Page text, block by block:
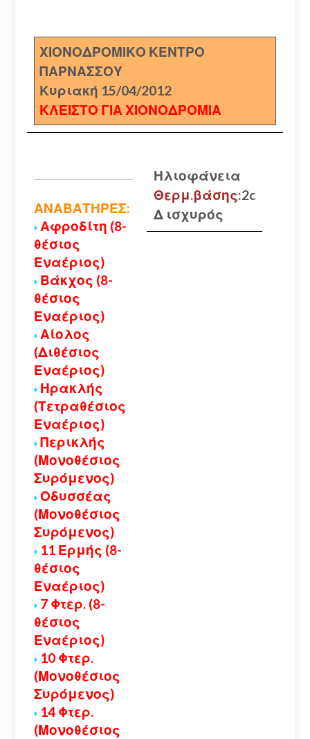
ΧΙΟΝΟΔΡΟΜΙΚΟ ΚΕΝΤΡΟ
ΠΑΡΝΑΣΣΟΥ
Κυριακή 15/04/2012
ΚΛΕΙΣΤΟ ΓΙΑ ΧΙΟΝΟΔΡΟΜΙΑ
ΑΝΑΒΑΤΗΡΕΣ:
Αφροδίτη (8-
θέσιος
Εναέριος)
Βάκχος (8-
θέσιος
Εναέριος)
Αίολος
(Διθέσιος
Εναέριος)
Ηρακλής
(Τετραθέσιος
Εναέριος)
Περικλής
(Μονοθέσιος
Συρόμενος)
Οδυσσέας
(Μονοθέσιος
Συρόμενος)
11 Ερμής (8-
θέσιος
Εναέριος)
7 Φτερ. (8-
θέσιος
Εναέριος)
10 Φτερ.
(Μονοθέσιος
Συρόμενος)
14 Φτερ.
(Μονοθέσιος
Ηλιοφάνεια
Θερμ.βάσης:2c
Δ ισχυρός